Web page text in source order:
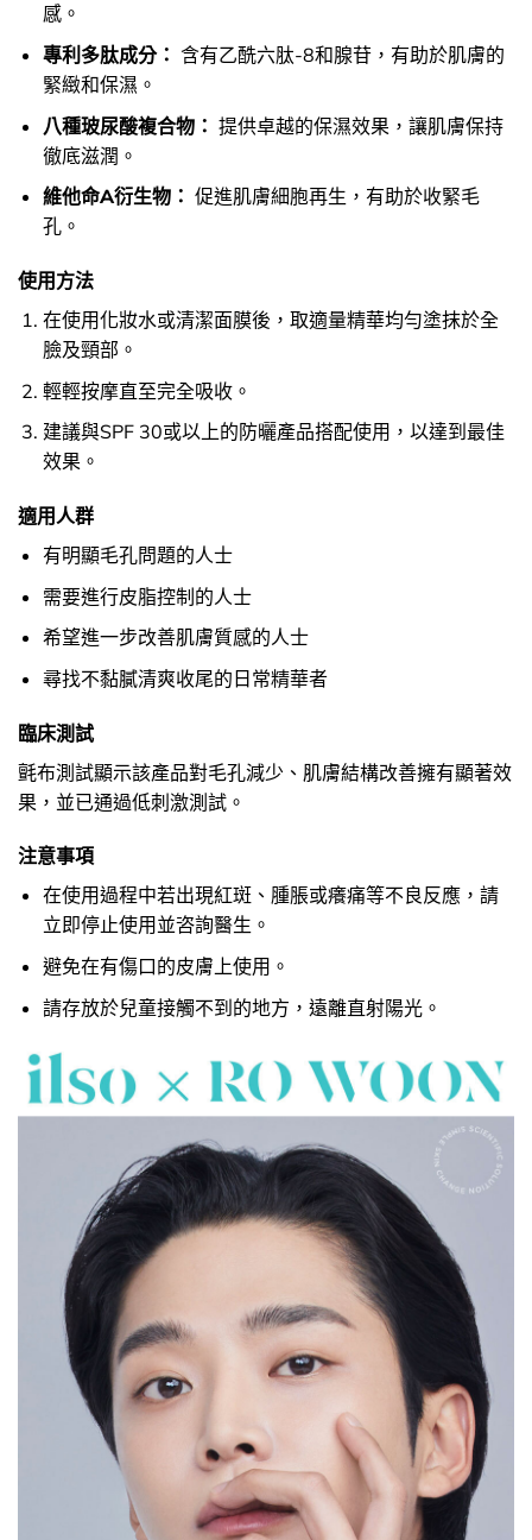
感。
專利多肽成分： 含有乙酰六肽-8和腺苷，有助於肌膚的
緊緻和保濕。
八種玻尿酸複合物： 提供卓越的保濕效果，讓肌膚保持
徹底滋潤。
維他命A衍生物： 促進肌膚細胞再生，有助於收緊毛
孔。
使用方法
在使用化妝水或清潔面膜後，取適量精華均勻塗抹於全
臉及頸部。
輕輕按摩直至完全吸收。
建議與SPF 30或以上的防曬產品搭配使用，以達到最佳
效果。
適用人群
有明顯毛孔問題的人士
需要進行皮脂控制的人士
希望進一步改善肌膚質感的人士
尋找不黏膩清爽收尾的日常精華者
臨床測試
氈布測試顯示該產品對毛孔減少、肌膚結構改善擁有顯著效
果，並已通過低刺激測試。
注意事項
在使用過程中若出現紅斑、腫脹或癢痛等不良反應，請
立即停止使用並咨詢醫生。
避免在有傷口的皮膚上使用。
請存放於兒童接觸不到的地方，遠離直射陽光。